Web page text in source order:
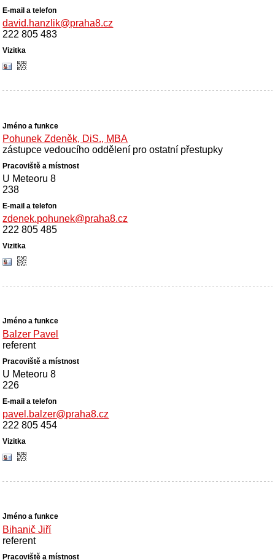
david.hanzlik@praha8.cz
222 805 483
Pohunek Zdeněk, DiS., MBA
zástupce vedoucího oddělení pro ostatní přestupky
U Meteoru 8
238
zdenek.pohunek@praha8.cz
222 805 485
Balzer Pavel
referent
U Meteoru 8
226
pavel.balzer@praha8.cz
222 805 454
Bihanič Jiří
referent